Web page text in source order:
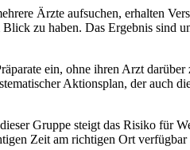
Ärzte aufsuchen, erhalten
zu haben. Das Ergebnis sind
ein, ohne ihren Arzt
Aktionsplan, der auch
Gruppe steigt das Risiko für
Zeit am richtigen Ort verfügbar